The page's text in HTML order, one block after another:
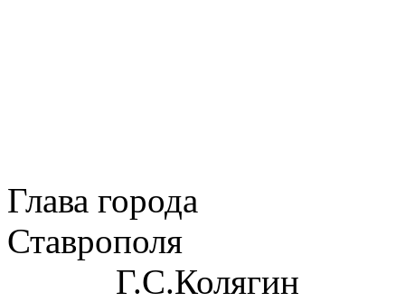
Глава города
Ставрополя
Г.С.Колягин